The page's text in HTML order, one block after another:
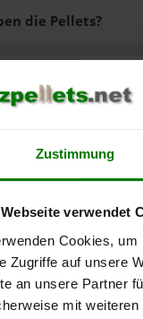
Zustimmung
verwendet
Cookies,
Zugriffe auf unsere
an unsere Partner
mit
gibt es?
die Pellets?
der Pellets?
schon